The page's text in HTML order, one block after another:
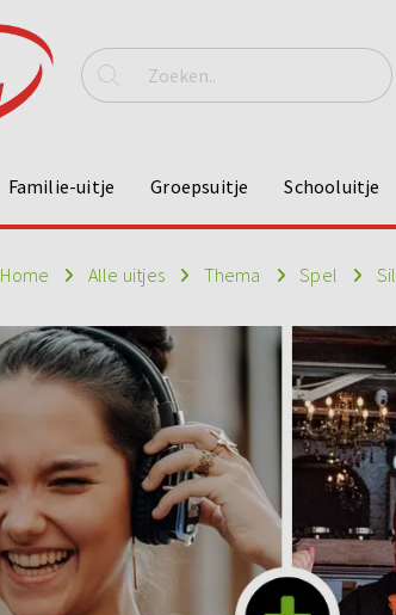
Familie-uitje Groepsuitje Schooluitje
Home Alle uitjes Thema Spel